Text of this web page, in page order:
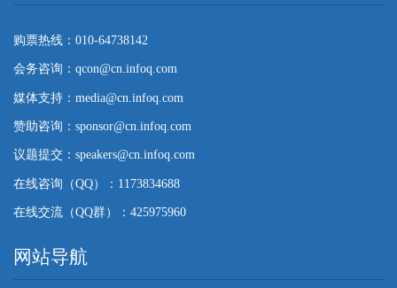
购票热线：010-64738142
会务咨询：qcon@cn.infoq.com
媒体支持：media@cn.infoq.com
赞助咨询：sponsor@cn.infoq.com
议题提交：speakers@cn.infoq.com
在线咨询（QQ）：1173834688
在线交流（QQ群）：425975960
网站导航